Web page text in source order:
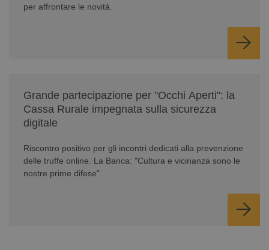
per affrontare le novità.
Grande partecipazione per "Occhi Aperti": la
Cassa Rurale impegnata sulla sicurezza
digitale
Riscontro positivo per gli incontri dedicati alla prevenzione
delle truffe online. La Banca: "Cultura e vicinanza sono le
nostre prime difese".